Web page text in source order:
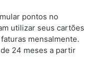
pontos no
utilizar seus cartões
mensalmente.
24 meses a partir